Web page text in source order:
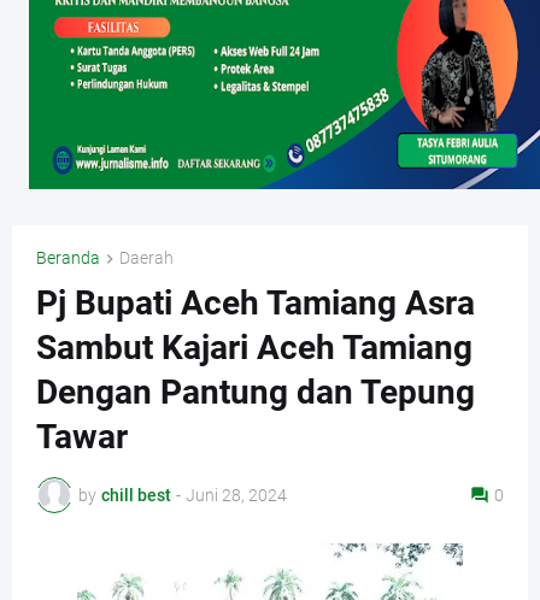
Beranda Daerah
Pj Bupati Aceh Tamiang Asra
Sambut Kajari Aceh Tamiang
Dengan Pantung dan Tepung
Tawar
by chill best - Juni 28, 2024 0